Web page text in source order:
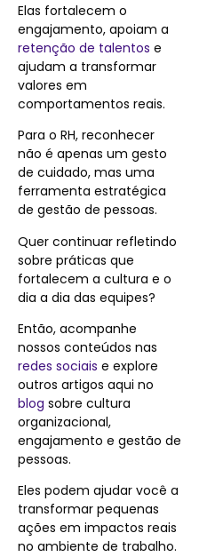
Elas fortalecem o
engajamento, apoiam a
retenção de talentos e
ajudam a transformar
valores em
comportamentos reais.
Para o RH, reconhecer
não é apenas um gesto
de cuidado, mas uma
ferramenta estratégica
de gestão de pessoas.
Quer continuar refletindo
sobre práticas que
fortalecem a cultura e o
dia a dia das equipes?
Então, acompanhe
nossos conteúdos nas
redes sociais e explore
outros artigos aqui no
blog sobre cultura
organizacional,
engajamento e gestão de
pessoas.
Eles podem ajudar você a
transformar pequenas
ações em impactos reais
no ambiente de trabalho.